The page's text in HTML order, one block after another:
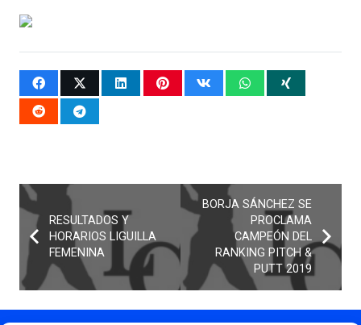
RESULTADOS Y
HORARIOS LIGUILLA
FEMENINA
BORJA SÁNCHEZ SE
PROCLAMA
CAMPEÓN DEL
RANKING PITCH &
PUTT 2019